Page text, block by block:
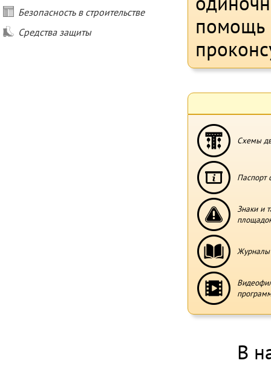
Безопасность в строительстве
Средства защиты
помощь
Схемы
Паспорт
Знаки и
Журналы
В